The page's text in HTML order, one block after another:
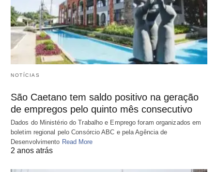
NOTÍCIAS
São Caetano tem saldo positivo na geração
de empregos pelo quinto mês consecutivo
Dados do Ministério do Trabalho e Emprego foram organizados em
boletim regional pelo Consórcio ABC e pela Agência de
Desenvolvimento Read More
2 anos atrás